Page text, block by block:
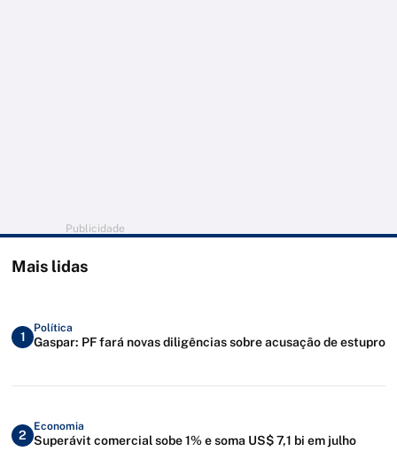
Publicidade
Mais lidas
1
Política
Gaspar: PF fará novas diligências sobre acusação de estupro
2
Economia
Superávit comercial sobe 1% e soma US$ 7,1 bi em julho